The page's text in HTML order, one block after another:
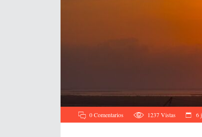
0 Comentarios 1237Vistas 6